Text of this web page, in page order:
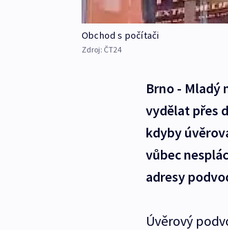
Obchod s počítači
Zdroj: ČT24
Brno - Mladý
vydělat přes
kdyby
vůbec
adresy
Úvěrový